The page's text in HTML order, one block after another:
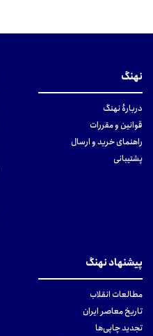
نهنگ
دربارهٔ نهنگ
قوانین و مقررات
راهنمای خرید و ارسال
پشتیبانی
پیشنهاد نهنگ
مطالعات انقلاب
تاریخ معاصر ایران
تجدید چاپی‌ها